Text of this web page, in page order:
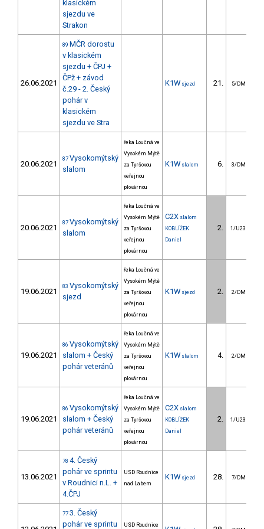
klasickém
sjezdu ve
Strakon
26.06.2021
89 MČR dorostu
v klasickém
sjezdu + ČPJ +
ČPž + závod
č.29 - 2. Český
pohár v
klasickém
sjezdu ve Stra
K1W sjezd 21. 5/DM
20.06.2021
87 Vysokomýtský
slalom
řeka Loučná ve
Vysokém Mýtě
za Tyršovou
veřejnou
plovárnou
K1W slalom 6. 3/DM
20.06.2021
87 Vysokomýtský
slalom
řeka Loučná ve
Vysokém Mýtě
za Tyršovou
veřejnou
plovárnou
C2X slalom
KOBLÍŽEK
Daniel
2. 1/U23
19.06.2021
83 Vysokomýtský
sjezd
řeka Loučná ve
Vysokém Mýtě
za Tyršovou
veřejnou
plovárnou
K1W sjezd 2. 2/DM
19.06.2021
86 Vysokomýtský
slalom + Český
pohár veteránů
řeka Loučná ve
Vysokém Mýtě
za Tyršovou
veřejnou
plovárnou
K1W slalom 4. 2/DM
19.06.2021
86 Vysokomýtský
slalom + Český
pohár veteránů
řeka Loučná ve
Vysokém Mýtě
za Tyršovou
veřejnou
plovárnou
C2X slalom
KOBLÍŽEK
Daniel
2. 1/U23
13.06.2021
78 4. Český
pohár ve sprintu
v Roudnici n.L. +
4.ČPJ
USD Roudnice
nad Labem
K1W sjezd 28. 7/DM
77 3. Český
pohár ve sprintu
USD Roudnice